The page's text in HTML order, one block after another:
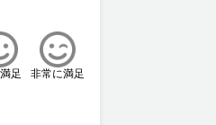
足 非常に満足